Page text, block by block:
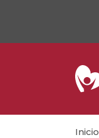
Inicio